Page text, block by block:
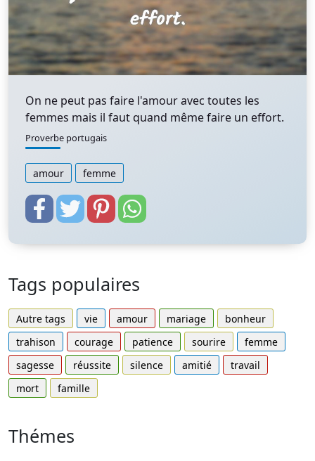
On ne peut pas faire l'amour avec toutes les
femmes mais il faut quand même faire un effort.
Proverbe portugais
amour femme
Tags populaires
Autre tags vie amour mariage
bonheur
trahison
courage patience sourire
femme
sagesse
réussite silence amitié
travail
mort
famille
Thémes